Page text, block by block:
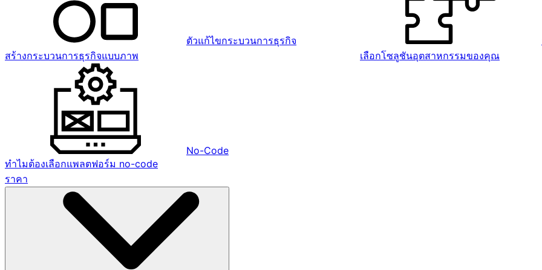
ตัวแก้ไขกระบวนการธุรกิจ
สร้างกระบวนการธุรกิจแบบภาพ
เลือกโซลูชันอุตสาหกรรมของคุณ
No-Code
ทำไมต้องเลือกแพลตฟอร์ม no-code
ราคา